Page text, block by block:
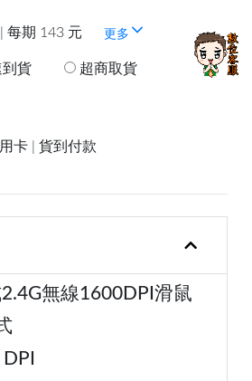
每期 143 元 更多
到貨 超商取貨
卡 | 貨到付款
2.4G無線1600DPI滑鼠